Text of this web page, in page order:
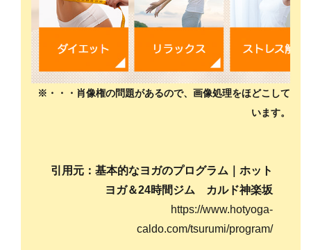
※・・・肖像権の問題があるので、画像処理をほどこして
います。
引用元：基本的なヨガのプログラム｜ホット
ヨガ＆24時間ジム カルド神楽坂
https://www.hotyoga-
caldo.com/tsurumi/program/